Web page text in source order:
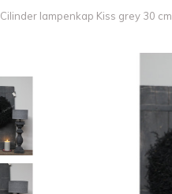
Cilinder lampenkap Kiss grey 30 cm